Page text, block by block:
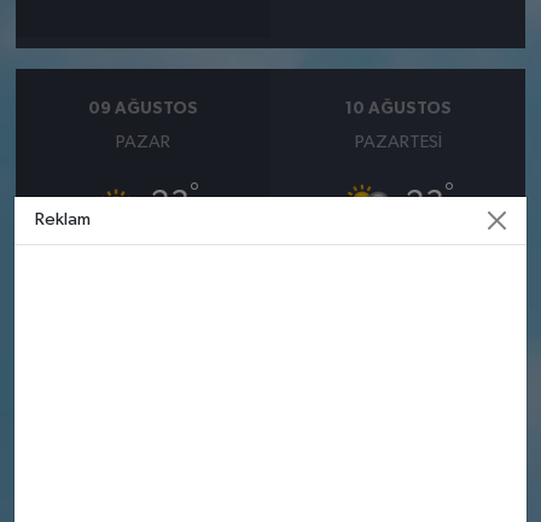
09 AĞUSTOS
PAZAR
23°
10 AĞUSTOS
PAZARTESI
23°
Reklam